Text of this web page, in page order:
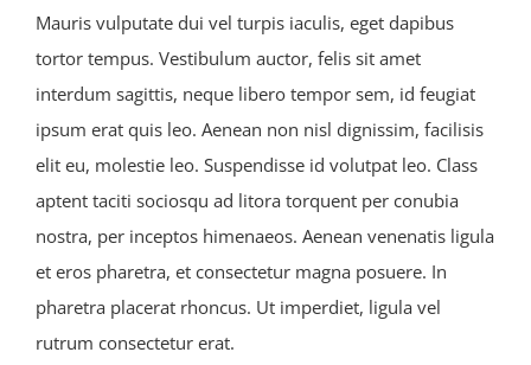
Mauris vulputate dui vel turpis iaculis, eget dapibus
tortor tempus. Vestibulum auctor, felis sit amet
interdum sagittis, neque libero tempor sem, id feugiat
ipsum erat quis leo. Aenean non nisl dignissim, facilisis
elit eu, molestie leo. Suspendisse id volutpat leo. Class
aptent taciti sociosqu ad litora torquent per conubia
nostra, per inceptos himenaeos. Aenean venenatis ligula
et eros pharetra, et consectetur magna posuere. In
pharetra placerat rhoncus. Ut imperdiet, ligula vel
rutrum consectetur erat.